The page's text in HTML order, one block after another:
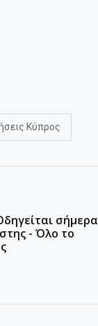
Κύπρος
σήμερα
- Όλο το